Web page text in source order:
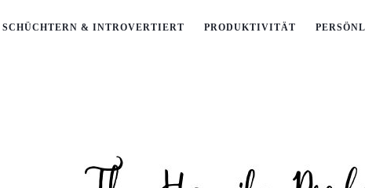
SCHÜCHTERN & INTROVERTIERT PRODUKTIVITÄT